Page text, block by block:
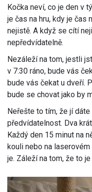
Kočka neví, co je den v
je čas na hru, kdy je čas
nejistě. A když se cítí
nepředvídatelně.
Nezáleží na tom, jestli
v 7:30 ráno, bude vás
bude vás čekat u dveří.
bude se chovat jako by
Neřešte to tím, že jí
předvídatelnost. Dva
Každý den 15 minut na
kouli nebo na
je. Záleží na tom, že to